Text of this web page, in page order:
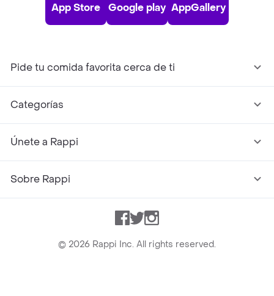
App Store Google play AppGallery
Pide tu comida favorita cerca de ti
Categorías
Únete a Rappi
Sobre Rappi
Facebook
TwitterInstagram
© 2026 Rappi Inc. All rights reserved.